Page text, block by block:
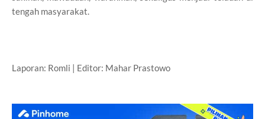
tengah masyarakat.
Laporan: Romli | Editor: Mahar Prastowo